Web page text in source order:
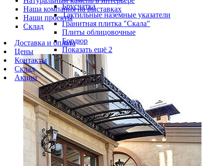
Брусчатка
Тактильные наземные указатели
Гранитная плитка "Скала"
Плиты облицовочные
Бордюр
Показать ещё 2
Наша компания на выставках
Наши проекты
Склад
Доставка и оплата
Цены
Контакты
Склад
Акции